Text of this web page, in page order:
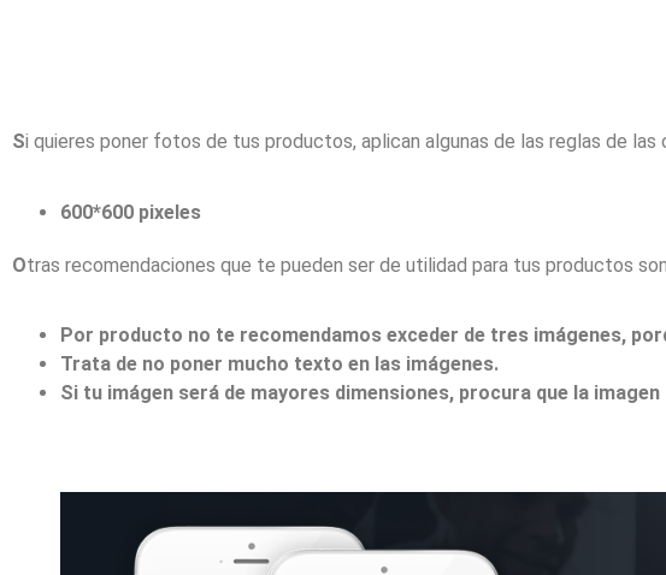
Si quieres poner fotos de tus productos, aplican algunas de las reglas de
600*600 pixeles
Otras recomendaciones que te pueden ser de utilidad para tus productos
Por producto no te recomendamos exceder de tres imágenes,
Trata de no poner mucho texto en las imágenes.
Si tu imágen será de mayores dimensiones, procura que la